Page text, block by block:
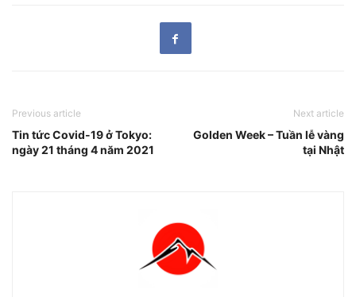
Previous article
Tin tức Covid-19 ở Tokyo:
ngày 21 tháng 4 năm 2021
Next article
Golden Week – Tuần lễ vàng
tại Nhật